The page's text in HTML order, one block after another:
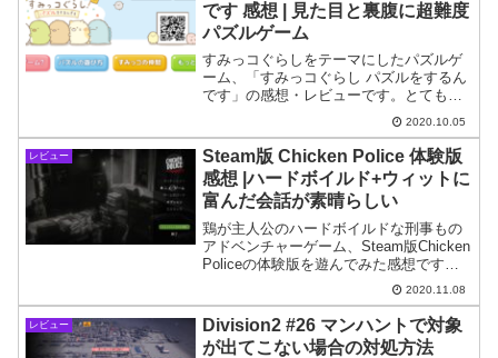
です 感想 | 見た目と裏腹に超難度
パズルゲーム
すみっコぐらしをテーマにしたパズルゲ
ーム、「すみっコぐらし パズルをするん
です」の感想・レビューです。とても良
くできたパズルゲームだと感じました。
が、「難しいステージ」はかなり難解で
す…。
2020.10.05
レビュー
Steam版 Chicken Police 体験版
感想 |ハードボイルド+ウィットに
富んだ会話が素晴らしい
鶏が主人公のハードボイルドな刑事もの
アドベンチャーゲーム、Steam版Chicken
Policeの体験版を遊んでみた感想です。
ストーリーに加え英語ボイスの声優の演
技が素晴らしく、硬派なお話の中に笑い
の要素も散りばめられた良作と感じまし
た。
2020.11.08
レビュー
Division2 #26 マンハントで対象
が出てこない場合の対処方法